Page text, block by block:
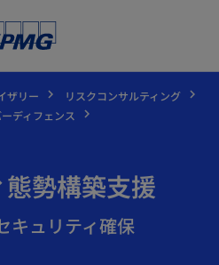
ザリー
リスクコンサルティング
ディフェンス
勢構築支援
キュリティ確保